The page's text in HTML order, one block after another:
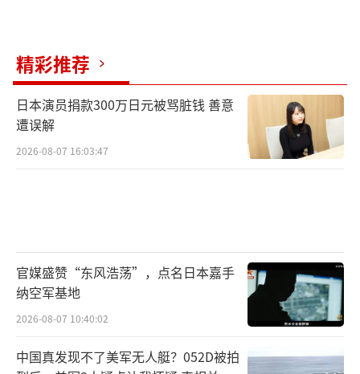
精彩推荐
日本演员捐款300万日元被骂脏钱 善意
遭误解
2026-08-07 16:03:47
官媒盛赞“东风浩荡”，点名日本嘉手
纳空军基地
2026-08-07 10:40:02
中国真发现不了美军无人艇？052D被拍